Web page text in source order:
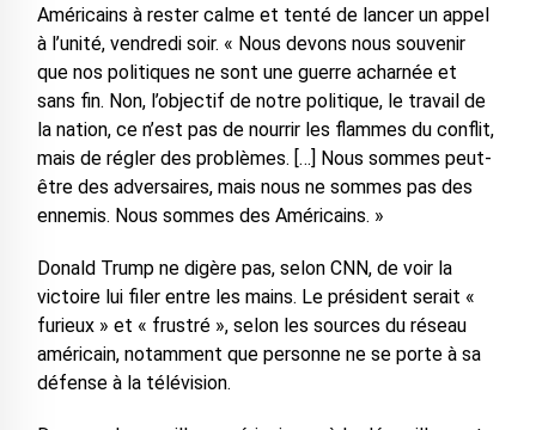
Américains à rester calme et tenté de lancer un appel
à l’unité, vendredi soir. « Nous devons nous souvenir
que nos politiques ne sont une guerre acharnée et
sans fin. Non, l’objectif de notre politique, le travail de
la nation, ce n’est pas de nourrir les flammes du conflit,
mais de régler des problèmes. […] Nous sommes peut-
être des adversaires, mais nous ne sommes pas des
ennemis. Nous sommes des Américains. »
Donald Trump ne digère pas, selon CNN, de voir la
victoire lui filer entre les mains. Le président serait «
furieux » et « frustré », selon les sources du réseau
américain, notamment que personne ne se porte à sa
défense à la télévision.